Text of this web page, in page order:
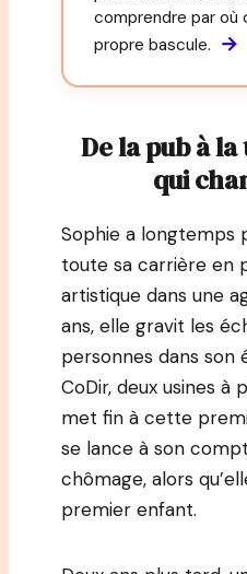
comprendre par où
propre bascule. →
De la pub à
qui
Sophie a longtemps
toute sa carrière en
artistique dans une
ans, elle gravit les
personnes dans son
CoDir, deux usines à
met fin à cette
se lance à son
chômage, alors
premier enfant.